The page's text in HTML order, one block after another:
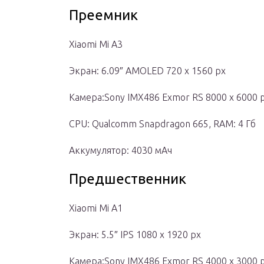
Преемник
Xiaomi Mi A3
Экран: 6.09″ AMOLED 720 x 1560 px
Камера:Sony IMX486 Exmor RS 8000 x 6000
CPU: Qualcomm Snapdragon 665, RAM: 4 Гб
Аккумулятор: 4030 мАч
Предшественник
Xiaomi Mi A1
Экран: 5.5″ IPS 1080 x 1920 px
Камера:Sony IMX486 Exmor RS 4000 x 3000